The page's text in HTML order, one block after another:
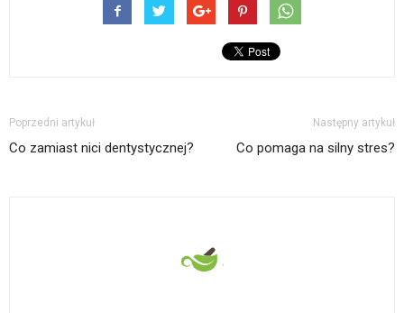
Poprzedni artykuł
Co zamiast nici dentystycznej?
Następny artykuł
Co pomaga na silny stres?